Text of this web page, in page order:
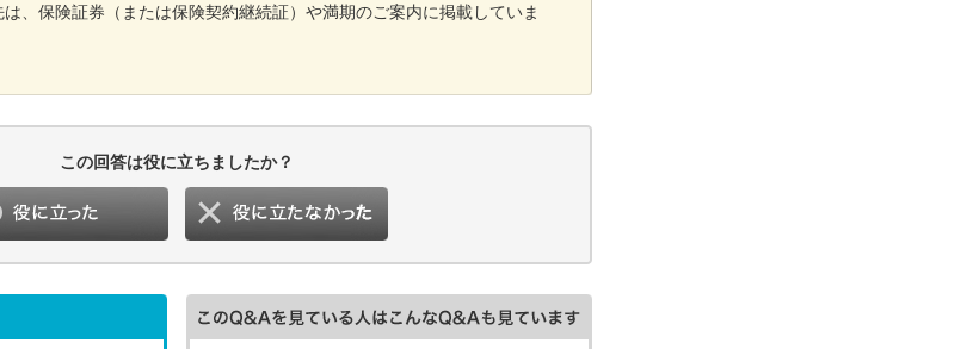
、保険証券（または保険契約継続証）や満期のご案内に掲載していま
この回答は役に立ちましたか？